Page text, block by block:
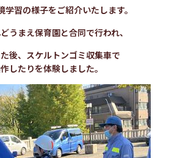
習の様子をご紹介いたします。
うまえ保育園と合同で行われ、
後、スケルトンゴミ収集車で
したりを体験しました。